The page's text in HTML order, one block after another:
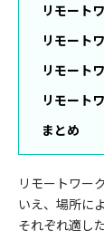
リモート
リモート
リモート
リモート
まとめ
リモートワー
いえ、場所に
それぞれ適し